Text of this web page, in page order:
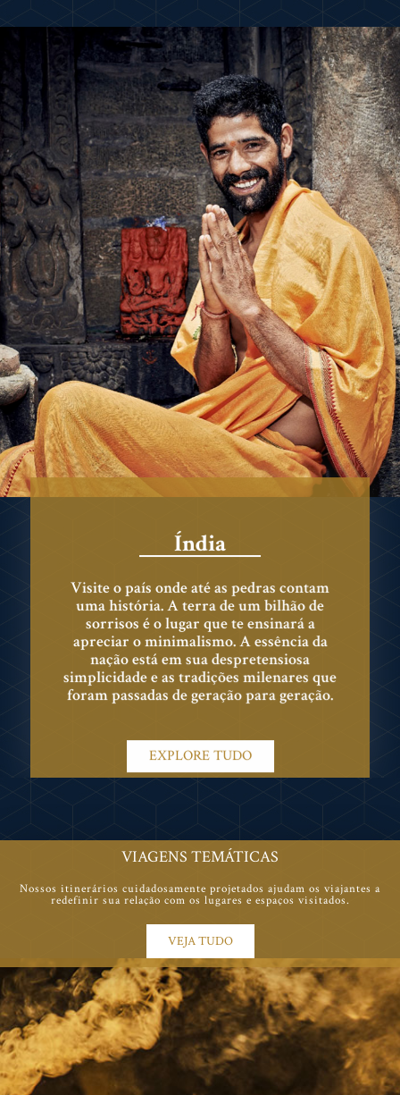
Visite o país onde até as pedras contam
uma história. A terra de um bilhão de
sorrisos é o lugar que te ensinará a
apreciar o minimalismo. A essência da
nação está em sua despretensiosa
simplicidade e as tradições milenares que
foram passadas de geração para geração.
Índia
EXPLORE TUDO
VIAGENS TEMÁTICAS
Nossos itinerários cuidadosamente projetados ajudam os viajantes a
redefinir sua relação com os lugares e espaços visitados.
VEJA TUDO